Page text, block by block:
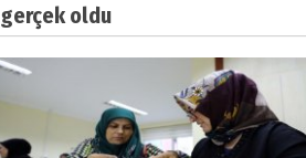
gerçek oldu